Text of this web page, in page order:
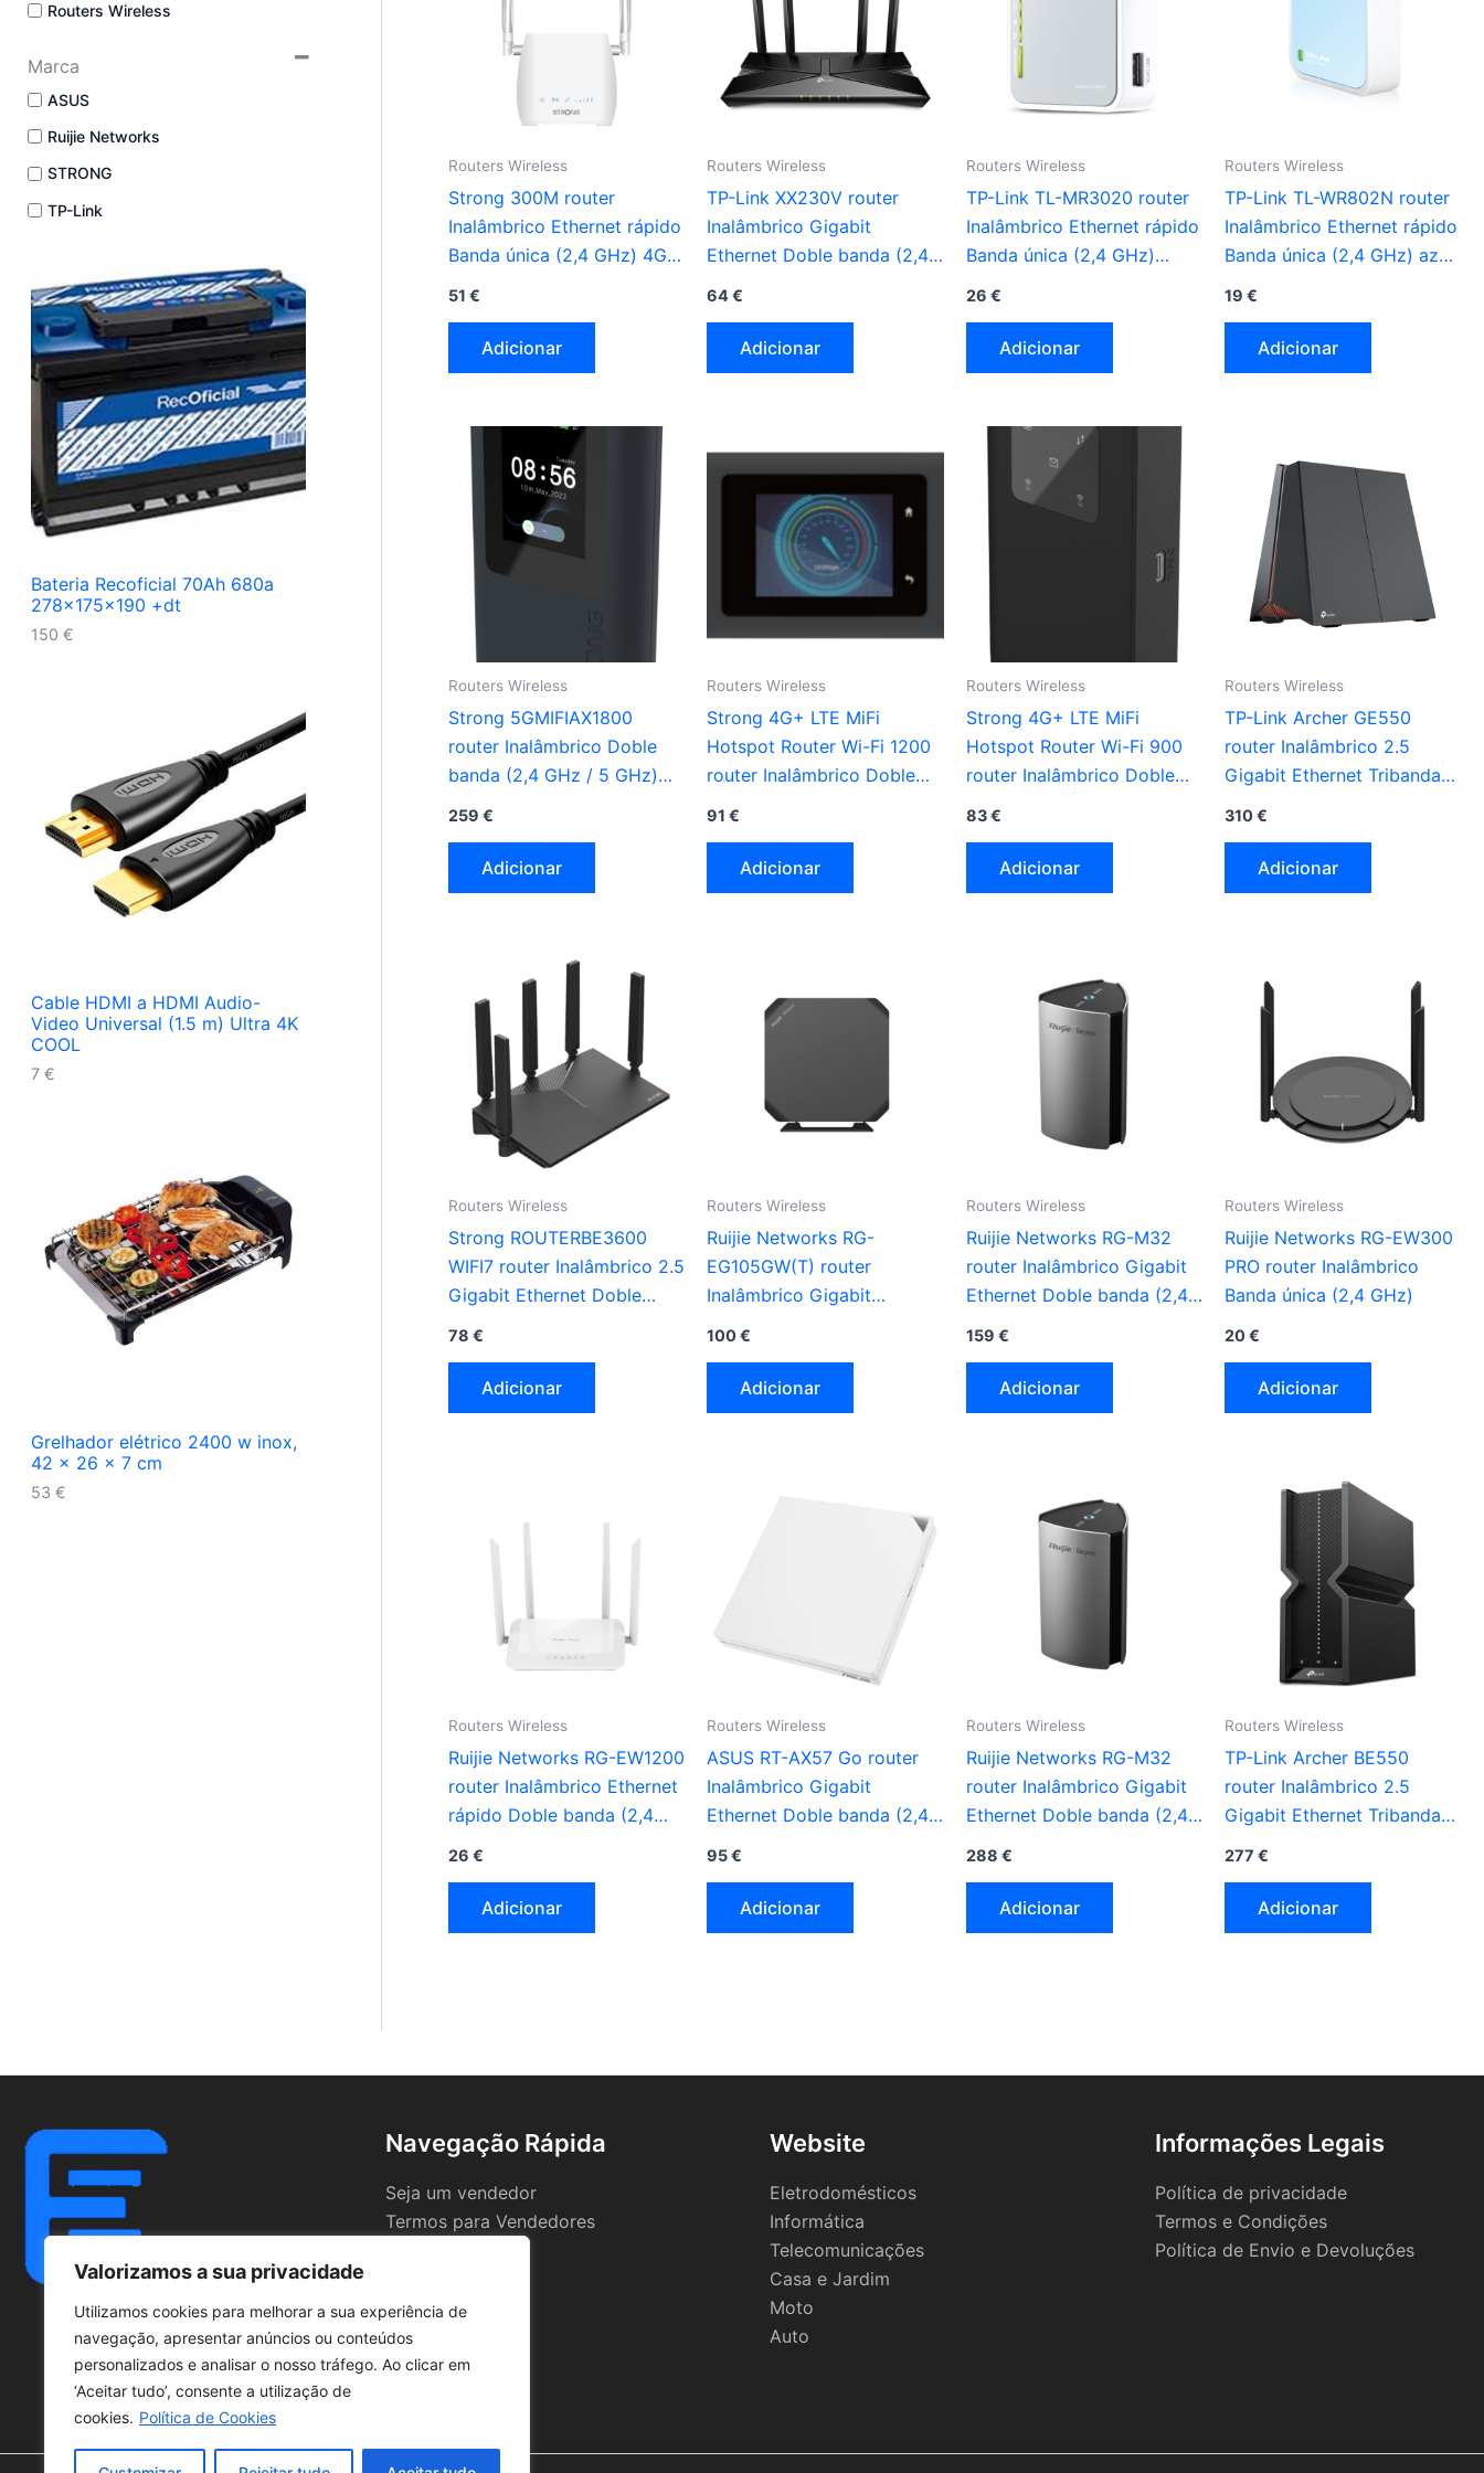
Valorizamos a sua privacidade
Utilizamos cookies para melhorar a sua experiência de
navegação, apresentar anúncios ou conteúdos
personalizados e analisar o nosso tráfego. Ao clicar em
‘Aceitar tudo’, consente a utilização de
cookies. Política de Cookies
Routers Wireless
Marca
ASUS
Ruijie Networks
STRONG
TP-Link
Bateria Recoficial 70Ah 680a
278x175x190 +dt
150 €
Cable HDMI a HDMI Audio-
Video Universal (1.5 m) Ultra 4K
COOL
7 €
Grelhador elétrico 2400 w inox,
42 x 26 x 7 cm
53 €
Routers Wireless
Strong 300M router
Inalâmbrico Ethernet rápido
Banda única (2,4 GHz) 4G
51 €
Adicionar
Routers Wireless
TP-Link XX230V router
Inalâmbrico Gigabit
Ethernet Doble banda (2,4
64€
Adicionar
Routers Wireless
TP-Link TL-MR3020 router
Inalâmbrico Ethernet rápido
Banda única (2,4 GHz)
26 €
Adicionar
Routers Wireless
TP-Link TL-WR802N router
Inalâmbrico Ethernet rápido
Banda única (2,4 GHz) azul
19 €
Adicionar
Routers Wireless
Strong 5GMIFIAX1800
router Inalâmbrico Doble
banda (2,4 GHz / 5 GHz)
259 €
Adicionar
Routers Wireless
Strong 4G+ LTE MiFi
Hotspot Router Wi-Fi 1200
router Inalâmbrico Doble
91€
Adicionar
Routers Wireless
Strong 4G+ LTE MiFi
Hotspot Router Wi-Fi 900
router Inalâmbrico Doble
83€
Adicionar
Routers Wireless
TP-Link Archer GE550
router Inalâmbrico 2.5
Gigabit Ethernet Tribanda
310€
Adicionar
Routers Wireless
Strong ROUTERBE3600
WIFI7 router Inalâmbrico 2.5
Gigabit Ethernet Doble
78 €
Adicionar
Routers Wireless
Ruijie Networks RG-
EG105GW(T) router
Inalâmbrico Gigabit
100€
Adicionar
Routers Wireless
Ruijie Networks RG-M32
router Inalâmbrico Gigabit
Ethernet Doble banda (2,4
159 €
Adicionar
Routers Wireless
Ruijie Networks RG-EW300
PRO router Inalâmbrico
Banda única (2,4 GHz)
20€
Adicionar
Routers Wireless
Ruijie Networks RG-EW1200
router Inalâmbrico Ethernet
rápido Doble banda (2,4
26 €
Adicionar
Routers Wireless
ASUS RT-AX57 Go router
Inalâmbrico Gigabit
Ethernet Doble banda (2,4
95€
Adicionar
Routers Wireless
Ruijie Networks RG-M32
router Inalâmbrico Gigabit
Ethernet Doble banda (2,4
288 €
Adicionar
Routers Wireless
TP-Link Archer BE550
router Inalâmbrico 2.5
Gigabit Ethernet Tribanda
277 €
Adicionar
Navegação Rápida
Seja um vendedor
Termos para Vendedores
Website
Eletrodomésticos
Informática
Telecomunicações
Casa e Jardim
Moto
Auto
Informações Legais
Política de privacidade
Termos e Condições
Política de Envio e Devoluções